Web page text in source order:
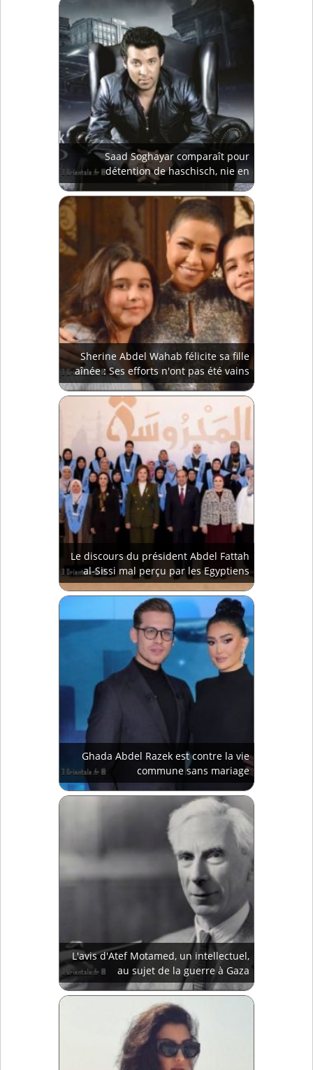
Saad Soghayar comparaît pour
détention de haschisch, nie en
consommer
Sherine Abdel Wahab félicite sa fille
aînée : Ses efforts n'ont pas été vains
Le discours du président Abdel Fattah
al-Sissi mal perçu par les Egyptiens
Ghada Abdel Razek est contre la vie
commune sans mariage
L'avis d'Atef Motamed, un intellectuel,
au sujet de la guerre à Gaza